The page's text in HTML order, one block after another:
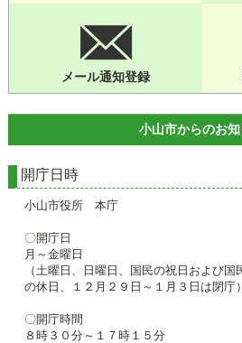
メール通知登録
小山市からのお
開庁日時
小山市役所 本庁
〇開庁日
月～金曜日
（土曜日、日曜日、国民の祝日および
の休日、１２月２９日～１月３日は閉庁）
〇開庁時間
８時３０分～１７時１５分